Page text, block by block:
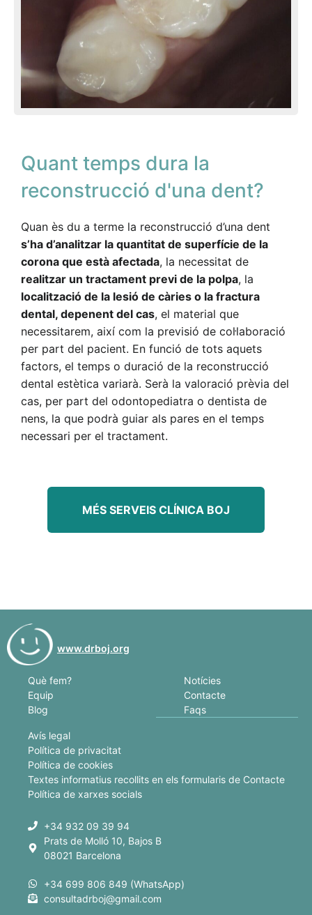
Quant temps dura la
reconstrucció d'una dent?
Quan ès du a terme la reconstrucció d’una dent
s’ha d’analitzar la quantitat de superfície de la
corona que està afectada, la necessitat de
realitzar un tractament previ de la polpa, la
localització de la lesió de càries o la fractura
dental, depenent del cas, el material que
necessitarem, així com la previsió de col·laboració
per part del pacient. En funció de tots aquets
factors, el temps o duració de la reconstrucció
dental estètica variarà. Serà la valoració prèvia del
cas, per part del odontopediatra o dentista de
nens, la que podrà guiar als pares en el temps
necessari per el tractament.
MÉS SERVEIS CLÍNICA BOJ
www.drboj.org
Què fem?
Equip
Blog
Notícies
Contacte
Faqs
Avís legal
Política de privacitat
Política de cookies
Textes informatius recollits en els formularis de Contacte
Política de xarxes socials
+34 932 09 39 94
Prats de Molló 10, Bajos B
08021 Barcelona
+34 699 806 849 (WhatsApp)
consultadrboj@gmail.com